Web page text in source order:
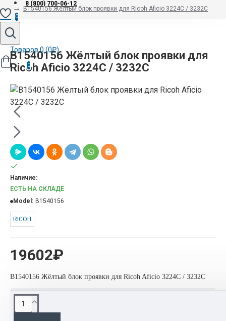
8 (800) 700-06-12
0
Товаров 0 (0₽)
0
B1540156 Жёлтый блок проявки для Ricoh Aficio 3224C / 3232C
B1540156 Жёлтый блок проявки для
Ricoh Aficio 3224C / 3232C
19602₽
Наличие:
ЕСТЬ НА СКЛАДЕ
Model: B1540156
RICOH
B1540156 Жёлтый блок проявки для Ricoh Aficio 3224C / 3232C
ОПИСАНИЕ